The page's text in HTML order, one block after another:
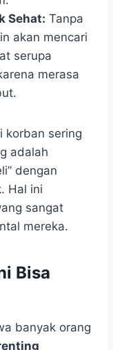
Sehat: Tanpa
akan mencari
serupa
merasa
korban sering
adalah
dengan
Hal ini
sangat
mereka.
Bisa
banyak orang